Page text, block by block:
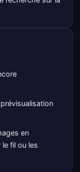
en
fil ou les